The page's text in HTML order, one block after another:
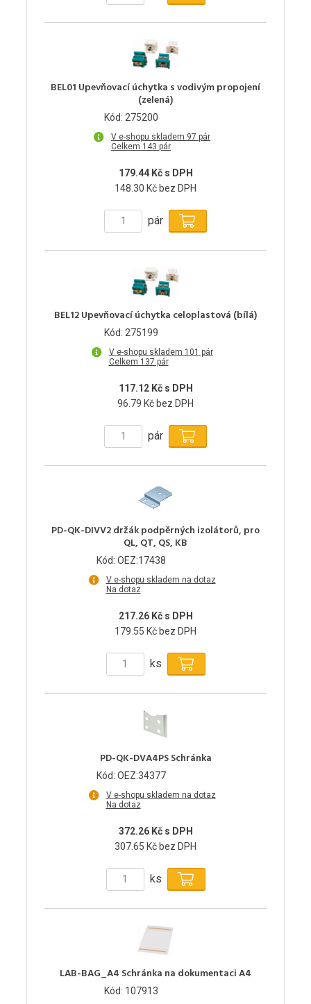
BEL01 Upevňovací úchytka s vodivým propojení
(zelená)
Kód: 275200
V e-shopu skladem 97 pár
Celkem 143 pár
179.44 Kč s DPH
148.30 Kč bez DPH
pár
BEL12 Upevňovací úchytka celoplastová (bílá)
Kód: 275199
V e-shopu skladem 101 pár
Celkem 137 pár
117.12 Kč s DPH
96.79 Kč bez DPH
pár
PD-QK-DIVV2 držák podpěrných izolátorů, pro
QL, QT, QS, KB
Kód: OEZ:17438
V e-shopu skladem na dotaz
Na dotaz
217.26 Kč s DPH
179.55 Kč bez DPH
ks
PD-QK-DVA4PS Schránka
Kód: OEZ:34377
V e-shopu skladem na dotaz
Na dotaz
372.26 Kč s DPH
307.65 Kč bez DPH
ks
LAB-BAG_A4 Schránka na dokumentaci A4
Kód: 107913